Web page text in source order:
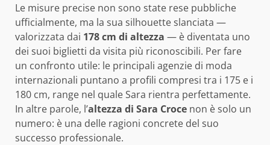
Le misure precise non sono state rese pubbliche
ufficialmente, ma la sua silhouette slanciata —
valorizzata dai 178 cm di altezza — è diventata uno
dei suoi biglietti da visita più riconoscibili. Per fare
un confronto utile: le principali agenzie di moda
internazionali puntano a profili compresi tra i 175 e i
180 cm, range nel quale Sara rientra perfettamente.
In altre parole, l’altezza di Sara Croce non è solo un
numero: è una delle ragioni concrete del suo
successo professionale.